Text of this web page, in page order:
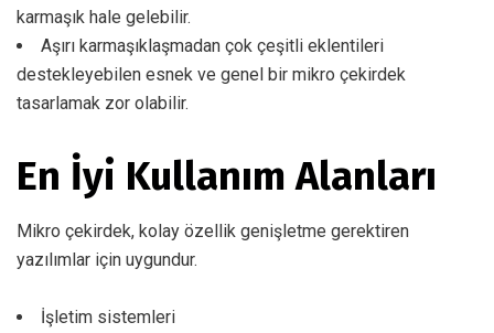
karmaşık hale gelebilir.
Aşırı karmaşıklaşmadan çok çeşitli eklentileri
destekleyebilen esnek ve genel bir mikro çekirdek
tasarlamak zor olabilir.
En İyi Kullanım Alanları
Mikro çekirdek, kolay özellik genişletme gerektiren
yazılımlar için uygundur.
İşletim sistemleri